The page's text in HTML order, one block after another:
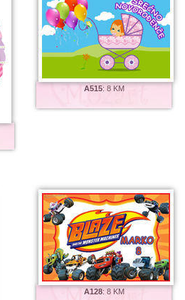
A515: 8 KM
A128: 8 KM